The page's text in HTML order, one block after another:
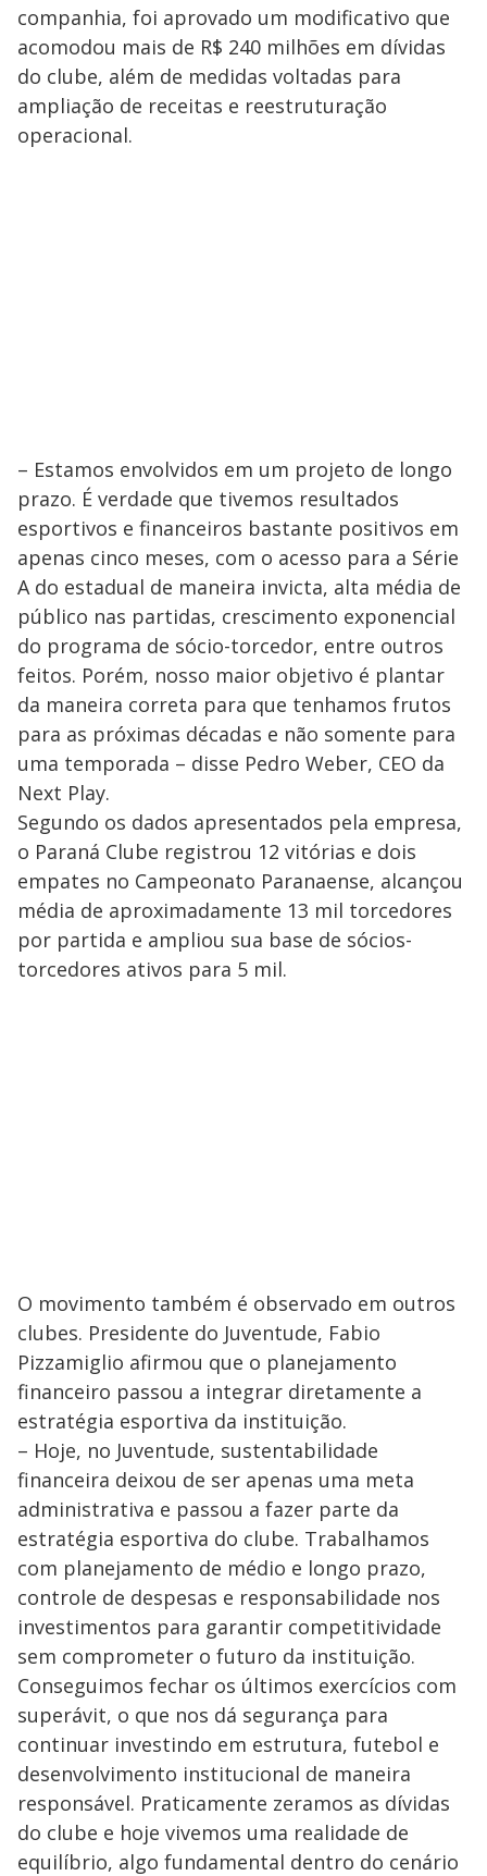
companhia, foi aprovado um modificativo que
acomodou mais de R$ 240 milhões em dívidas
do clube, além de medidas voltadas para
ampliação de receitas e reestruturação
operacional.
– Estamos envolvidos em um projeto de longo
prazo. É verdade que tivemos resultados
esportivos e financeiros bastante positivos em
apenas cinco meses, com o acesso para a Série
A do estadual de maneira invicta, alta média de
público nas partidas, crescimento exponencial
do programa de sócio-torcedor, entre outros
feitos. Porém, nosso maior objetivo é plantar
da maneira correta para que tenhamos frutos
para as próximas décadas e não somente para
uma temporada – disse Pedro Weber, CEO da
Next Play.
Segundo os dados apresentados pela empresa,
o Paraná Clube registrou 12 vitórias e dois
empates no Campeonato Paranaense, alcançou
média de aproximadamente 13 mil torcedores
por partida e ampliou sua base de sócios-
torcedores ativos para 5 mil.
O movimento também é observado em outros
clubes. Presidente do Juventude, Fabio
Pizzamiglio afirmou que o planejamento
financeiro passou a integrar diretamente a
estratégia esportiva da instituição.
– Hoje, no Juventude, sustentabilidade
financeira deixou de ser apenas uma meta
administrativa e passou a fazer parte da
estratégia esportiva do clube. Trabalhamos
com planejamento de médio e longo prazo,
controle de despesas e responsabilidade nos
investimentos para garantir competitividade
sem comprometer o futuro da instituição.
Conseguimos fechar os últimos exercícios com
superávit, o que nos dá segurança para
continuar investindo em estrutura, futebol e
desenvolvimento institucional de maneira
responsável. Praticamente zeramos as dívidas
do clube e hoje vivemos uma realidade de
equilíbrio, algo fundamental dentro do cenário